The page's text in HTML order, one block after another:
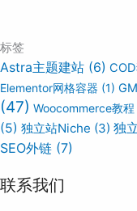
标签
Astra主题建站 (6)
Elementor网格容器 (1)
(47) Woocommerce教程
(5) 独立站Niche (3) 独
SEO外链 (7)
联系我们